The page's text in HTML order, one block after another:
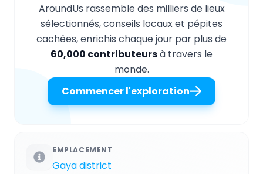
AroundUs rassemble des milliers de lieux
sélectionnés, conseils locaux et pépites
cachées, enrichis chaque jour par plus de
60,000 contributeursà travers le
monde.
Commencer l'exploration
EMPLACEMENT
Gaya district